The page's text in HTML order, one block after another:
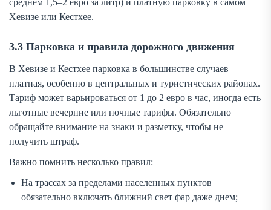
Хевизе или Кестхее.
3.3 Парковка и правила дорожного движения
В Хевизе и Кестхее парковка в большинстве случаев
платная, особенно в центральных и туристических районах.
Тариф может варьироваться от 1 до 2 евро в час, иногда есть
льготные вечерние или ночные тарифы. Обязательно
обращайте внимание на знаки и разметку, чтобы не
получить штраф.
Важно помнить несколько правил:
На трассах за пределами населенных пунктов
обязательно включать ближний свет фар даже днем;